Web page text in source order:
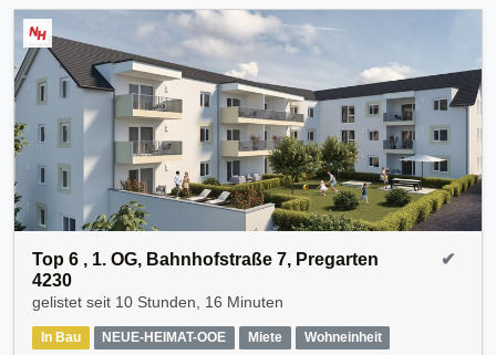
Top 6 , 1. OG, Bahnhofstraße 7, Pregarten
4230
gelistet seit 10 Stunden, 16 Minuten
In Bau NEUE-HEIMAT-OOE Miete Wohneinheit
✔